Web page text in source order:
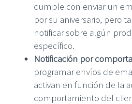
cumple con enviar un
por su aniversario, pero
notificar sobre algún
específico.
Notificación por
programar envíos de
activan en función de la
comportamiento del